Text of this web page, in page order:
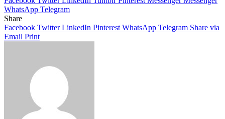
WhatsApp Telegram
Share
Facebook Twitter LinkedIn Pinterest WhatsApp Telegram Share via
Email Print